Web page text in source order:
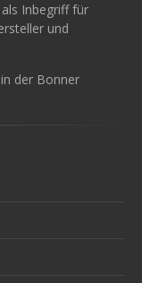
Inbegriff für
und
in der Bonner